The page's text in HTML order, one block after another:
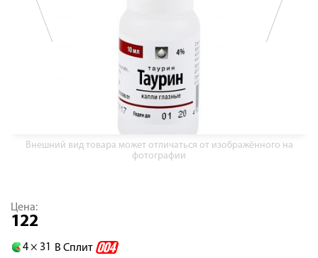
Внешний вид товара может отличаться от изображённого на
фотографии
Цена:
122
4 × 31 В Сплит